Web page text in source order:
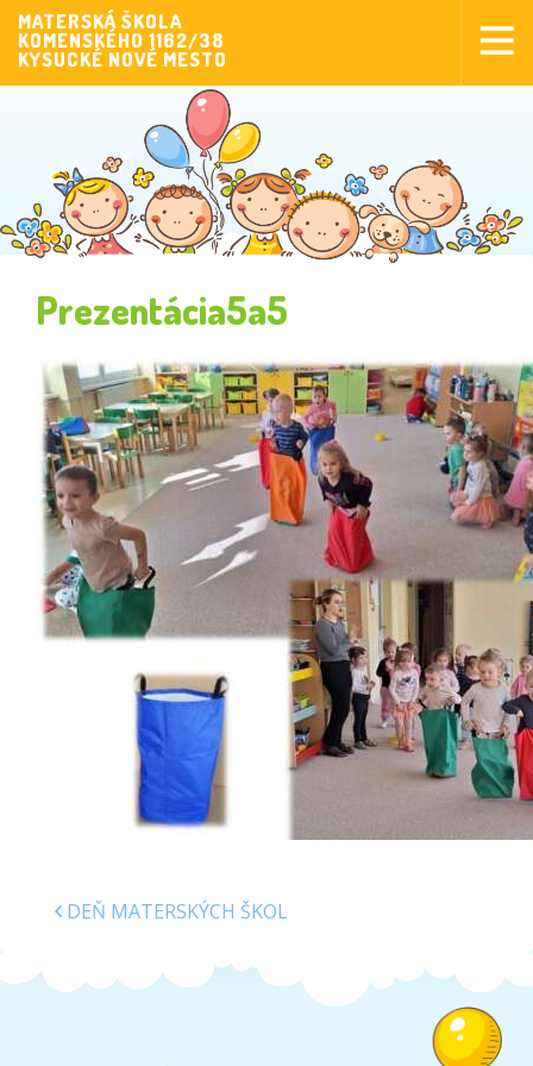
Aktivity pre deti
Fotogaléria
Naša škola
Sponzorstvo
Prijímanie detí
Dokumenty
Krúžková činnosť
Zverejňovanie
Školská jedáleň
Jedálny lístok
Kontakt
Ochrana osobných
údajov – GDPR
Vzdelávanie
zamestnancov
MATERSKÁ ŠKOLA
KOMENSKÉHO 1162/38
KYSUCKÉ NOVÉ MESTO
Prezentácia5a5
DEŇ MATERSKÝCH ŠKOL